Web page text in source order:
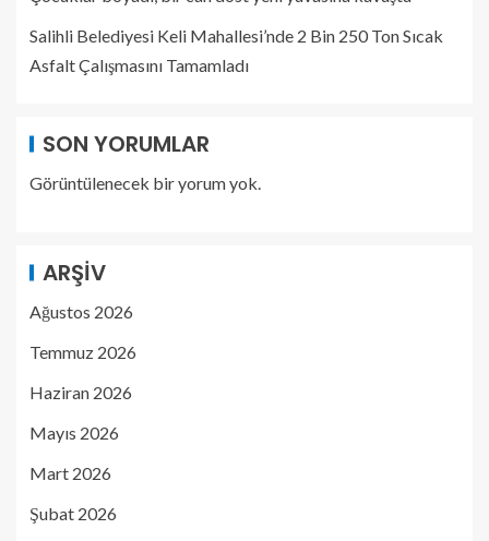
Salihli Belediyesi Keli Mahallesi’nde 2 Bin 250 Ton Sıcak
Asfalt Çalışmasını Tamamladı
SON YORUMLAR
Görüntülenecek bir yorum yok.
ARŞIV
Ağustos 2026
Temmuz 2026
Haziran 2026
Mayıs 2026
Mart 2026
Şubat 2026